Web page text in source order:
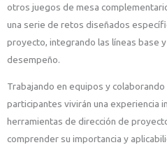
otros juegos de mesa
una serie de retos diseñados
proyecto, integrando las líneas base
desempeño.
Trabajando en equipos y
participantes vivirán una experiencia
herramientas de dirección de
comprender su importancia y